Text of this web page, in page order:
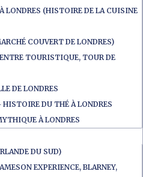
LONDRES (HISTOIRE DE LA CUISINE
COUVERT DE LONDRES)
TOURISTIQUE, TOUR DE
DE LONDRES
DU THÉ À LONDRES
À LONDRES
DU SUD)
EXPERIENCE, BLARNEY,